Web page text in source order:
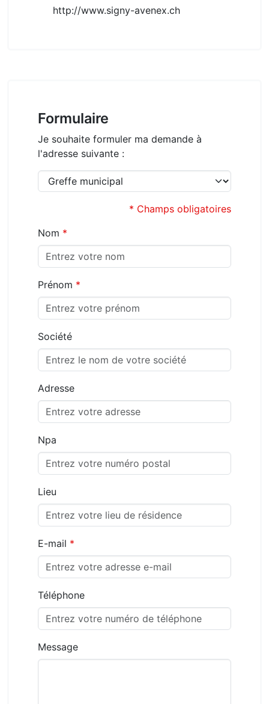
http://www.signy-avenex.ch
Formulaire
Je souhaite formuler ma demande à
l'adresse suivante :
* Champs obligatoires
Nom *
Prénom *
Société
Adresse
Npa
Lieu
E-mail *
Téléphone
Message